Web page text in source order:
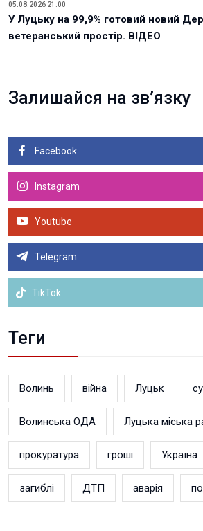
05.08.2026 21:00
У Луцьку на 99,9% готовий новий
ветеранський простір. ВІДЕО
Залишайся на зв’язку
Facebook
Instagram
Youtube
Telegram
TikTok
Теги
Волинь війна Луцьк
Волинська ОДА Луцька міська
прокуратура гроші Україна
загиблі ДТП аварія